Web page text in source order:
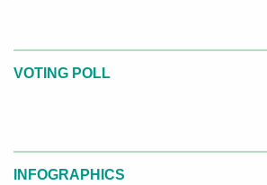
VOTING POLL
INFOGRAPHICS